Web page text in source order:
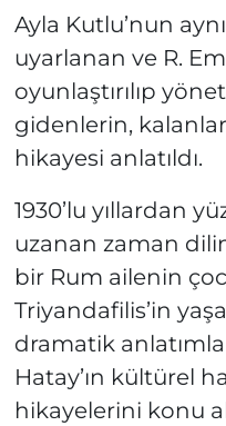
Ayla Kutlu’nun
uyarlanan ve R.
oyunlaştırılıp
gidenlerin,
hikayesi anlatıldı.
1930’lu yıllardan
uzanan zaman
bir Rum ailenin
Triyandafilis’in
dramatik anlatımla
Hatay’ın kültürel
hikayelerini konu